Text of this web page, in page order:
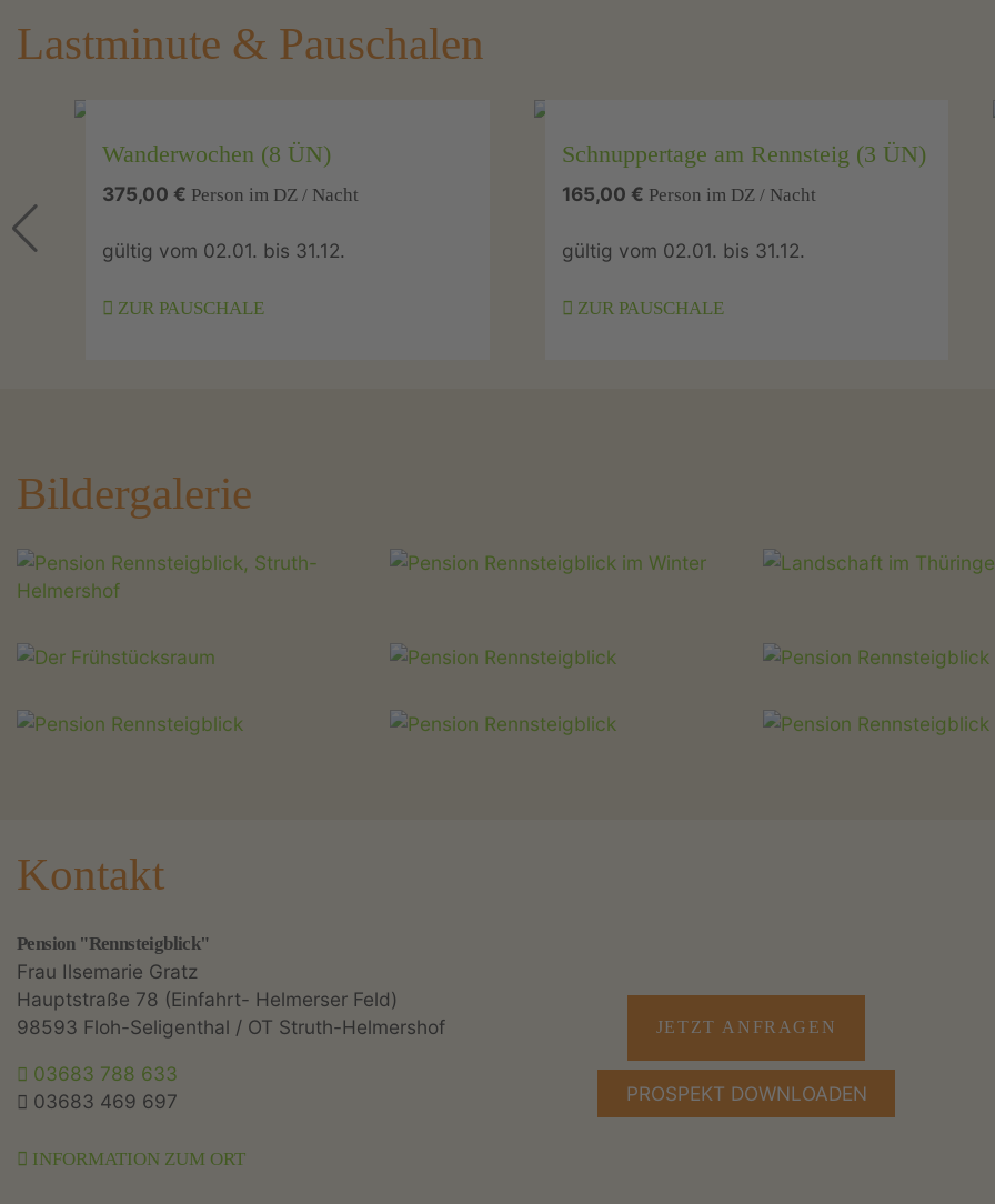
Lastminute & Pauschalen
Wanderwochen (8 ÜN)
375,00 € Person im DZ / Nacht
gültig vom 02.01. bis 31.12.
ZUR PAUSCHALE
Schnuppertage am Rennsteig (3 ÜN)
165,00 € Person im DZ / Nacht
gültig vom 02.01. bis 31.12.
ZUR PAUSCHALE
Bildergalerie
Kontakt
Pension "Rennsteigblick"
Frau Ilsemarie Gratz
Hauptstraße 78 (Einfahrt- Helmerser Feld)
98593 Floh-Seligenthal / OT Struth-Helmershof
03683 788 633
03683 469 697
INFORMATION ZUM ORT
JETZT ANFRAGEN
PROSPEKT DOWNLOADEN